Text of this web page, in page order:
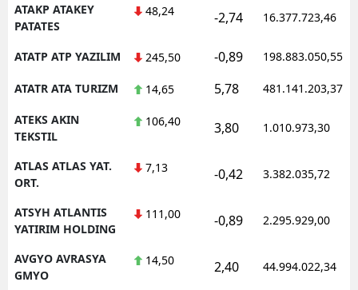
ATAKP ATAKEY
PATATES
48,24 -2,74 16.377.723,46
ATATP ATP YAZILIM 245,50 -0,89 198.883.050,55
ATATR ATA TURIZM 14,65 5,78 481.141.203,37
ATEKS AKIN
TEKSTIL
106,40 3,80 1.010.973,30
ATLAS ATLAS YAT.
ORT.
7,13 -0,42 3.382.035,72
ATSYH ATLANTIS
YATIRIM HOLDING
111,00 -0,89 2.295.929,00
AVGYO AVRASYA
GMYO
14,50 2,40 44.994.022,34